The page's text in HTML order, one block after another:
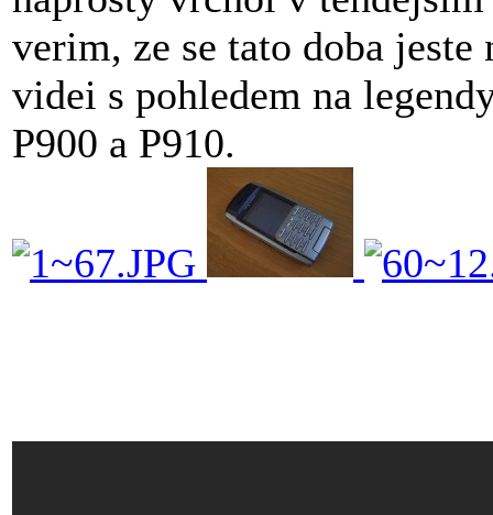
verim, ze se tato doba
videi s pohledem na
P900 a P910.